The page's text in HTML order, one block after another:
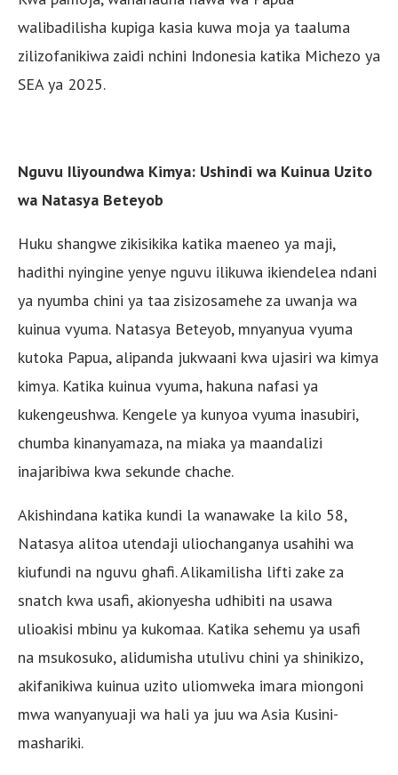
walibadilisha kupiga kasia kuwa moja ya taaluma
zilizofanikiwa zaidi nchini Indonesia katika Michezo ya
SEA ya 2025.
Nguvu Iliyoundwa Kimya: Ushindi wa Kuinua Uzito
wa Natasya Beteyob
Huku shangwe zikisikika katika maeneo ya maji,
hadithi nyingine yenye nguvu ilikuwa ikiendelea ndani
ya nyumba chini ya taa zisizosamehe za uwanja wa
kuinua vyuma. Natasya Beteyob, mnyanyua vyuma
kutoka Papua, alipanda jukwaani kwa ujasiri wa kimya
kimya. Katika kuinua vyuma, hakuna nafasi ya
kukengeushwa. Kengele ya kunyoa vyuma inasubiri,
chumba kinanyamaza, na miaka ya maandalizi
inajaribiwa kwa sekunde chache.
Akishindana katika kundi la wanawake la kilo 58,
Natasya alitoa utendaji uliochanganya usahihi wa
kiufundi na nguvu ghafi. Alikamilisha lifti zake za
snatch kwa usafi, akionyesha udhibiti na usawa
ulioakisi mbinu ya kukomaa. Katika sehemu ya usafi
na msukosuko, alidumisha utulivu chini ya shinikizo,
akifanikiwa kuinua uzito uliomweka imara miongoni
mwa wanyanyuaji wa hali ya juu wa Asia Kusini-
mashariki.